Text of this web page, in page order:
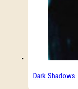
Dark Shadows